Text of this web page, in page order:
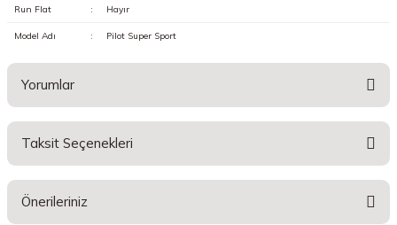
Run Flat : Hayır
Model Adı : Pilot Super Sport
Yorumlar
Taksit Seçenekleri
Önerileriniz